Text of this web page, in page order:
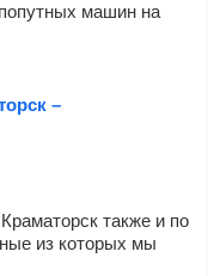
машин на
–
также и по
из которых мы